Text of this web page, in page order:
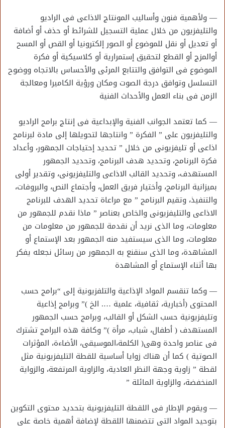
— ولأهمية فنون وأساليب المونتاج الاذاعى فى الراديو
والتليفزيون من خلال عملية التسجيل للشرائط أو حذف أو أضافة
أو تعديل أو نقل للموضوع أو الصور إلكترونيا أو القص أو المسح
أوالمزج أو القطع لتحقيق إستمرارية أو كلاسيكية أو فكرة
الموضوع فى التوافق والتتابع المرئى والأحساس بالاتجاه ووضوح
التسلسل وتوافق درجة الصوت ومكان ورؤية الكاميرا ومعالجة
الزمن فى بناء العمل والأحداث الفنية
— كما تعتمد الجوانب الفنية والإبداعية فى إنتاج برامج الراديو
والتليفزيون على ” الفكرة ” وانتاجها لتحويلها إلى مادة لبرنامج
اذاعى أو تليفزيونى من خلال ” تحديد إحتياجات الجمهور، وأعداد
فكرة البرنامج، وتحديد هدف البرنامج، وتحديد الجمهور
المستهدف، وتحديد القالب الاذاعى والتليفزيونى، وتقدير أولى
بميزانية البرنامج، وأختيار فريق العمل، وأجتماع النص، والبروفات،
والتنفيذ، وتقيم البرنامج ” مع مراعاة تحديد الهدف للبرنامج
الاذاعى والتليفزيونى والخاص بعناصر ” ماذا نقدم للجمهور من
معلومات، وما الذى نريد أن نقدمة للجمهور من معلومات من
معلومات، وما الذى سيستفيد منه الجمهور بعد الإستماع أو
المشاهدة، وما الذى سنقنع به الجمهور من رسائل نجعله يفكر
بها أثناء الإستماع أو المشاهدة
— وكما تنقسم المواد الإذاعية والتلفزيونية إلى “برامج حسب
المحتوى (أخبارية، ثقافية، علمية …. الخ )” وبرامج إذاعية
وتليفزيونية حسب الشكل أو القالب، وبرامج حسب الجمهور
المستهدف ( أطفال، شباب، مرأة )” وكافة هذه البرامج تشترك
فى عناصر واحدة وهى( الكلمة،الموسيقى، الأضاءة، المؤثرات
الصوتية ) كما أن هناك زوايا أساسية للقطة التليفزيونية مثل
لقطة ” زاوية وجهة النظر العادية، والزاوية المرتفعة، والزواية
المنخفضة، والزاوية المائلة ”
— ويقوم الإطار فى اللقطة التليفزيونية بتحديد محتوى التكوين
بتوحيد المواد التى تتضمنها اللقطة لإضافة أهمية خاصة على